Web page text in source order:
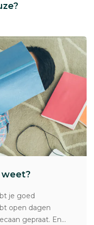
je goed
open dagen
gepraat. En...